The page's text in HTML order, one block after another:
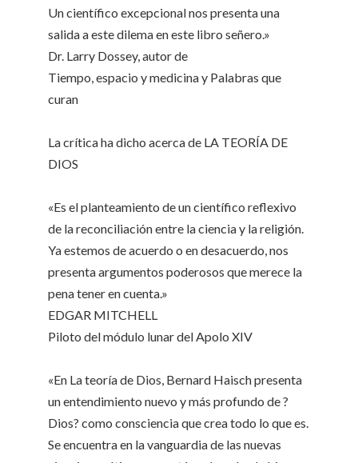
Un científico excepcional nos presenta una
salida a este dilema en este libro señero.»
Dr. Larry Dossey, autor de
Tiempo, espacio y medicina y Palabras que
curan
La crítica ha dicho acerca de LA TEORÍA DE
DIOS
«Es el planteamiento de un científico reflexivo
de la reconciliación entre la ciencia y la religión.
Ya estemos de acuerdo o en desacuerdo, nos
presenta argumentos poderosos que merece la
pena tener en cuenta.»
EDGAR MITCHELL
Piloto del módulo lunar del Apolo XIV
«En La teoría de Dios, Bernard Haisch presenta
un entendimiento nuevo y más profundo de ?
Dios? como consciencia que crea todo lo que es.
Se encuentra en la vanguardia de las nuevas